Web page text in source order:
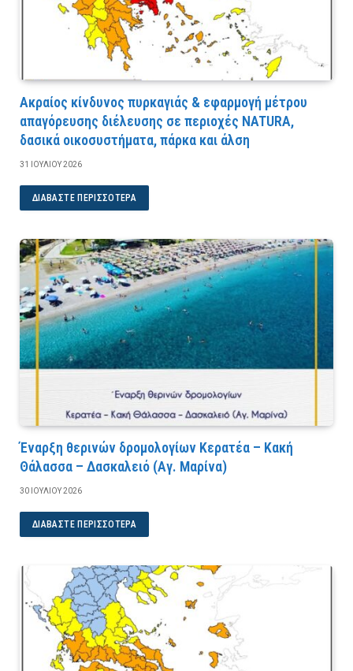
Ακραίος κίνδυνος πυρκαγιάς & εφαρμογή μέτρου
απαγόρευσης διέλευσης σε περιοχές NATURA,
δασικά οικοσυστήματα, πάρκα και άλση
31 ΙΟΥΛΊΟΥ 2026
ΔΙΑΒΆΣΤΕ ΠΕΡΙΣΣΌΤΕΡΑ
Έναρξη θερινών δρομολογίων Κερατέα – Κακή
Θάλασσα – Δασκαλειό (Αγ. Μαρίνα)
30 ΙΟΥΛΊΟΥ 2026
ΔΙΑΒΆΣΤΕ ΠΕΡΙΣΣΌΤΕΡΑ